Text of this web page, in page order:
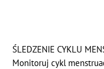
ŚLEDZENIE CYKLU
Monitoruj cykl